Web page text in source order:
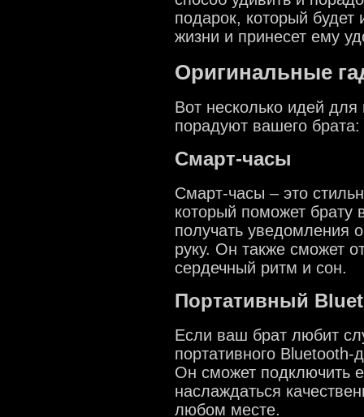
подарок, который будет
жизни и принесет ему
Оригинальные
Вот несколько идей для
порадуют вашего брата:
Смарт-часы
Смарт-часы – это
который поможет брату
получать уведомления
руку. Он также сможет
сердечный ритм и сон.
Портативный
Если ваш брат любит
портативного
Он сможет подключить
наслаждаться
любом месте.